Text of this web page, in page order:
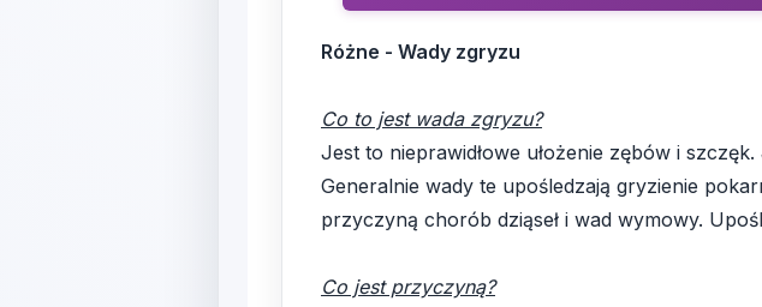
Różne - Wady zgryzu
Co to jest wada zgryzu?
Jest to nieprawidłowe ułożenie zębów i
Generalnie wady te upośledzają gryzienie
przyczyną chorób dziąseł i wad wymowy.
Co jest przyczyną?